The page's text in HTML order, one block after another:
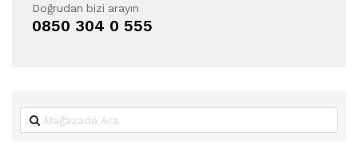
Doğrudan bizi arayın
0850 304 0 555